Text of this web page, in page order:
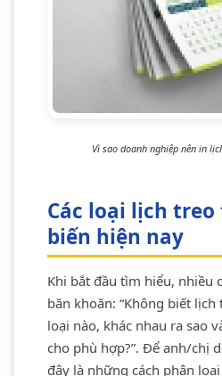
Vì sao doanh nghiệp nên in
Các loại lịch
biến hiện nay
Khi bắt đầu tìm hiểu, nhiều
băn khoăn: “Không biết
loại nào, khác nhau ra sao
cho phù hợp?”. Để anh/chị
đây là những cách phân